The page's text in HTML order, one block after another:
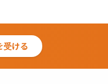
受ける